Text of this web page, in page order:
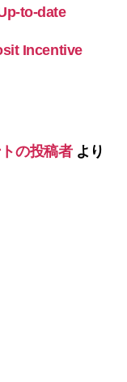
to-date
Incentive
の投稿者より